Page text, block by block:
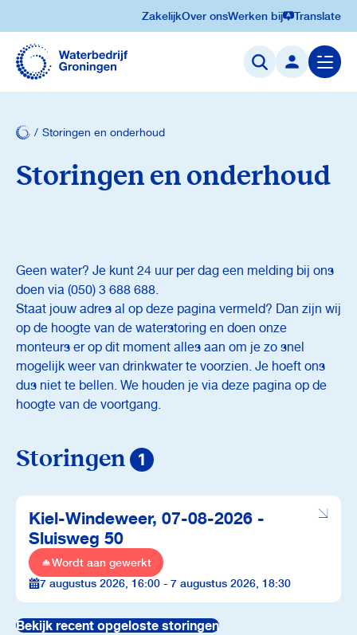
Navigatie
overslaan
ZakelijkOver onsWerken bij Translate
Menu
openen
Storingen en onderhoud
Storingen en onderhoud
Geen water? Je kunt 24 uur per dag een melding bij ons
doen via (050) 3 688 688.
Staat jouw adres al op deze pagina vermeld? Dan zijn wij
op de hoogte van de waterstoring en doen onze
monteurs er op dit moment alles aan om je zo snel
mogelijk weer van drinkwater te voorzien. Je hoeft ons
dus niet te bellen. We houden je via deze pagina op de
hoogte van de voortgang.
Storingen 1
Kiel-Windeweer, 07-08-2026 -
Sluisweg 50
Wordt aan gewerkt
7 augustus 2026, 16:00 - 7 augustus 2026, 18:30
Bekijk recent opgeloste storingen